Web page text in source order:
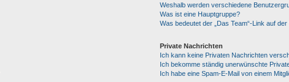
Weshalb werden verschiedene
Was ist eine Hauptgruppe?
Was bedeutet der „Das Team“-Link auf
Private Nachrichten
Ich kann keine Privaten Nachrichten
Ich bekomme ständig unerwünschte
Ich habe eine Spam-E-Mail von einem